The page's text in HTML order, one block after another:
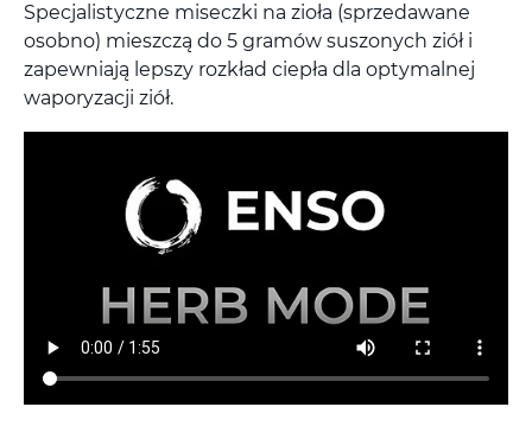
Specjalistyczne miseczki na zioła (sprzedawane
osobno) mieszczą do 5 gramów suszonych ziół i
zapewniają lepszy rozkład ciepła dla optymalnej
waporyzacji ziół.